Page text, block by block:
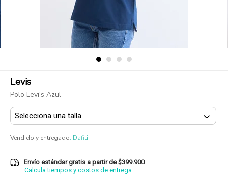
Levis
Polo Levi's Azul
Vendido y entregado: Dafiti
Envío estándar gratis a partir de $399.900
Calcula tiempos y costos de entrega